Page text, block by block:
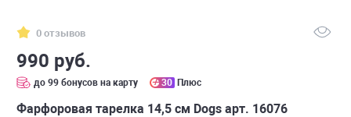
0 отзывов
990 руб.
до 99 бонусов на карту 30 Плюс
Фарфоровая тарелка 14,5 см Dogs арт. 16076